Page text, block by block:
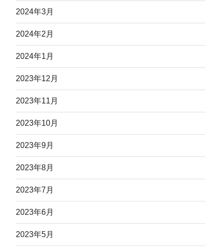
2024年3月
2024年2月
2024年1月
2023年12月
2023年11月
2023年10月
2023年9月
2023年8月
2023年7月
2023年6月
2023年5月